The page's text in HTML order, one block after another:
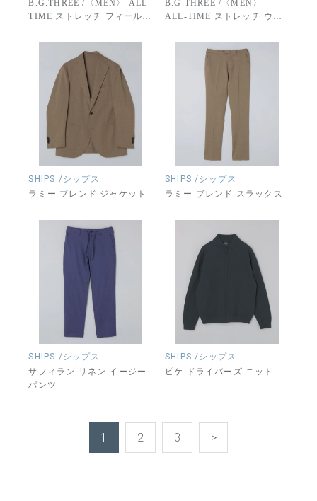
B.G.THREE /〈MEN〉 ALL-
TIME ストレッチ フィールド
B.G.THREE /〈MEN〉
ALL-TIME ストレッチ ウー
(LV.2）
SHIPS /シップス
ラミー ブレンド ジャケット
SHIPS /シップス
ラミー ブレンド スラックス
SHIPS /シップス
サフィラン リネン イージー
パンツ
SHIPS /シップス
ピケ ドライバーズ ニット
1 2 3 >